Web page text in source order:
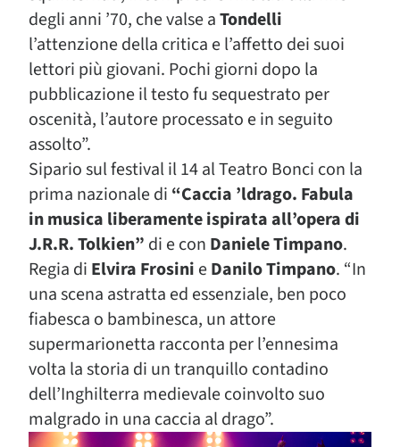
degli anni ’70, che valse aTondelli
l’attenzione della critica e l’affetto dei suoi
lettori più giovani. Pochi giorni dopo la
pubblicazione il testo fu sequestrato per
oscenità, l’autore processato e in seguito
assolto”.
Sipario sul festival il 14 al Teatro Bonci con la
prima nazionale di “Caccia ’ldrago. Fabula
in musica liberamente ispirata all’opera di
J.R.R. Tolkien” di e con Daniele Timpano.
Regia di Elvira Frosini eDanilo Timpano. “In
una scena astratta ed essenziale, ben poco
fiabesca o bambinesca, un attore
supermarionetta racconta per l’ennesima
volta la storia di un tranquillo contadino
dell’Inghilterra medievale coinvolto suo
malgrado in una caccia al drago”.